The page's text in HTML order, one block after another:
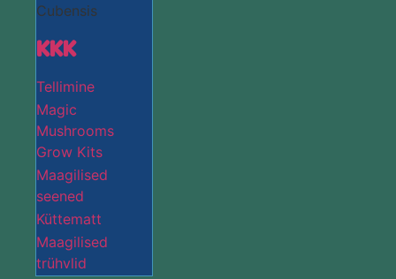
Cubensis
KKK
Tellimine
Magic
Mushrooms
Grow Kits
Maagilised
seened
Küttematt
Maagilised
trühvlid